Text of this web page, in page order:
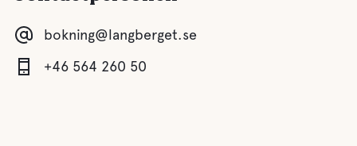
bokning@langberget.se
+46 564 260 50